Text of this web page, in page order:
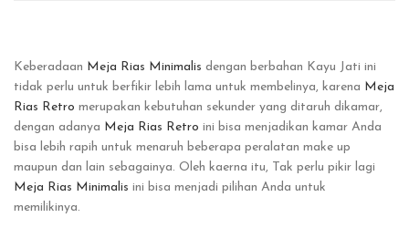
Keberadaan Meja Rias Minimalis dengan berbahan Kayu Jati ini
tidak perlu untuk berfikir lebih lama untuk membelinya, karena Meja
Rias Retro merupakan kebutuhan sekunder yang ditaruh dikamar,
dengan adanya Meja Rias Retro ini bisa menjadikan kamar Anda
bisa lebih rapih untuk menaruh beberapa peralatan make up
maupun dan lain sebagainya. Oleh kaerna itu, Tak perlu pikir lagi
Meja Rias Minimalis ini bisa menjadi pilihan Anda untuk
memilikinya.